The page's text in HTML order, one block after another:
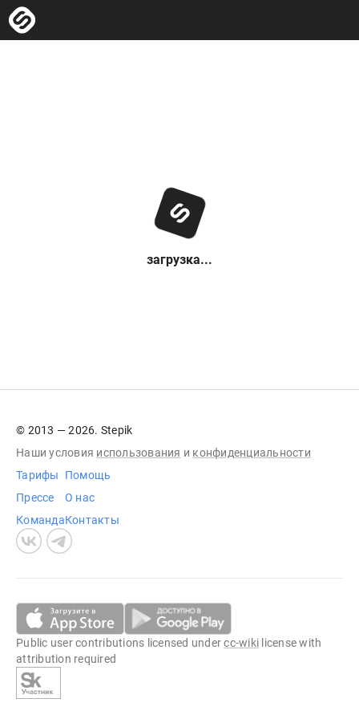
загрузка...
© 2013 — 2026. Stepik
Наши условия использования и конфиденциальности
Тарифы
Прессе
Команда
Помощь
О нас
Контакты
Public user contributions licensed undercc-wiki license with
attribution required